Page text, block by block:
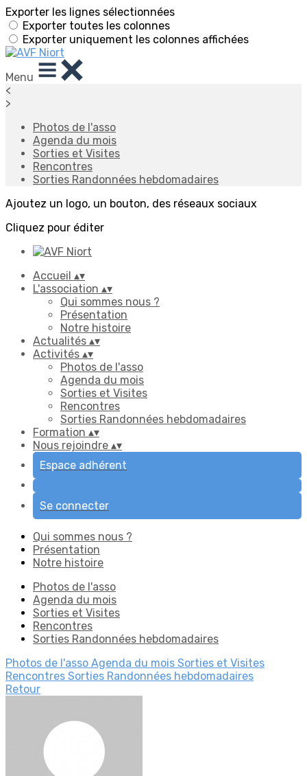
Exporter les lignes sélectionnées
Exporter toutes les colonnes
Exporter uniquement les colonnes affichées
Menu
<
>
Photos de l'asso
Agenda du mois
Sorties et Visites
Rencontres
Sorties Randonnées hebdomadaires
Ajoutez un logo, un bouton, des réseaux sociaux
Cliquez pour éditer
Accueil ▴▾
L'association ▴▾
Qui sommes nous ?
Présentation
Notre histoire
Actualités ▴▾
Activités ▴▾
Photos de l'asso
Agenda du mois
Sorties et Visites
Rencontres
Sorties Randonnées hebdomadaires
Formation ▴▾
Nous rejoindre ▴▾
Espace adhérent
Se connecter
Qui sommes nous ?
Présentation
Notre histoire
Photos de l'asso
Agenda du mois
Sorties et Visites
Rencontres
Sorties Randonnées hebdomadaires
Photos de l'asso Agenda du mois Sorties et Visites
Rencontres Sorties Randonnées hebdomadaires
Retour